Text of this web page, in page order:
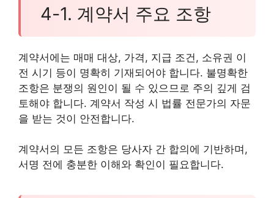
4-1. 계약서 주요 조항
계약서에는 매매 대상, 가격, 지급 조건, 소유권 이
전 시기 등이 명확히 기재되어야 합니다. 불명확한
조항은 분쟁의 원인이 될 수 있으므로 주의 깊게 검
토해야 합니다. 계약서 작성 시 법률 전문가의 자문
을 받는 것이 안전합니다.
계약서의 모든 조항은 당사자 간 합의에 기반하며,
서명 전에 충분한 이해와 확인이 필요합니다.